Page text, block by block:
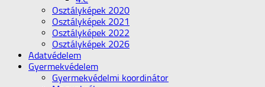
Osztályképek 2020
Osztályképek 2021
Osztályképek 2022
Osztályképek 2026
Adatvédelem
Gyermekvédelem
Gyermekvédelmi koordinátor